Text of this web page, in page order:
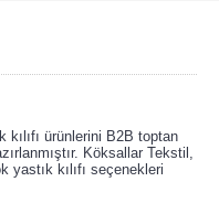
kılıfı ürünlerini B2B toptan
Köksallar Tekstil,
yastık kılıfı seçenekleri